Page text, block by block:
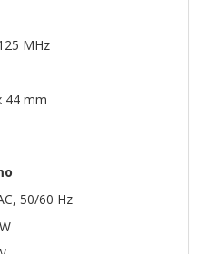
MHz
44 mm
50/60 Hz